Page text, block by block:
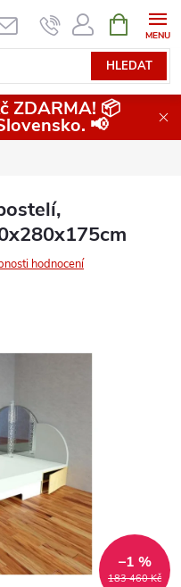
HLEDAT
NÁKUPNÍ
KOŠÍK
ZDARMA! 📦
📢
hodnocení
183 460 Kč
–1 %